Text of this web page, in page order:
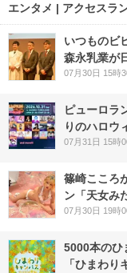
エンタメ | アクセスラ
いつものビ
森永乳業が
07月30日 15時
ピューロラ
りのハロウ
07月31日 15時
篠崎こころ
ン「天女み
07月30日 19時
5000本のひ
「ひまわ